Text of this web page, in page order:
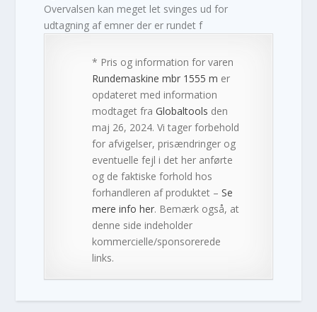
Overvalsen kan meget let svinges ud for
udtagning af emner der er rundet f
* Pris og information for varen
Rundemaskine mbr 1555 m er
opdateret med information
modtaget fraGlobaltools den
maj 26, 2024. Vi tager forbehold
for afvigelser, prisændringer og
eventuelle fejl i det her anførte
og de faktiske forhold hos
forhandleren af produktet –Se
mere info her. Bemærk også, at
denne side indeholder
kommercielle/sponsorerede
links.